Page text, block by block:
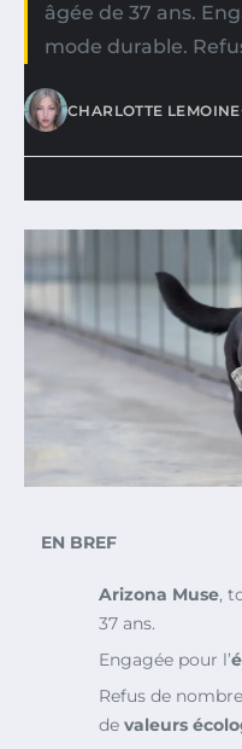
âgée de 37 ans.
mode durable.
CHARLOTTE LEMOINE
EN BREF
Arizona Muse,
37 ans.
Engagée pour l’
Refus de
de valeurs